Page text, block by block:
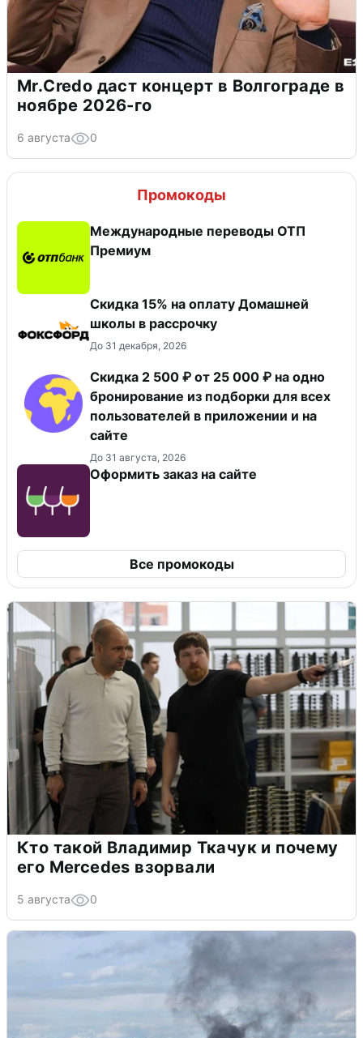
Mr.Credo даст концерт в Волгограде в
ноябре 2026-го
6 августа 0
Промокоды
Международные переводы ОТП
Премиум
Скидка 15% на оплату Домашней
школы в рассрочку
До 31 декабря, 2026
Скидка 2 500 ₽ от 25 000 ₽ на одно
бронирование из подборки для всех
пользователей в приложении и на
сайте
До 31 августа, 2026
Оформить заказ на сайте
Все промокоды
Кто такой Владимир Ткачук и почему
его Mercedes взорвали
5 августа 0